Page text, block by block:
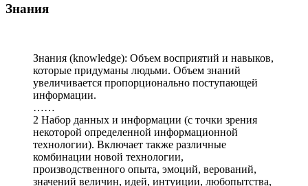
Знания
Знания (knowledge): Объем восприятий и навыков,
которые придуманы людьми. Объем знаний
увеличивается пропорционально поступающей
информации.
……
2 Набор данных и информации (с точки зрения
некоторой определенной информационной
технологии). Включает также различные
комбинации новой технологии,
производственного опыта, эмоций, верований,
значений величин, идей, интуиции, любопытства,